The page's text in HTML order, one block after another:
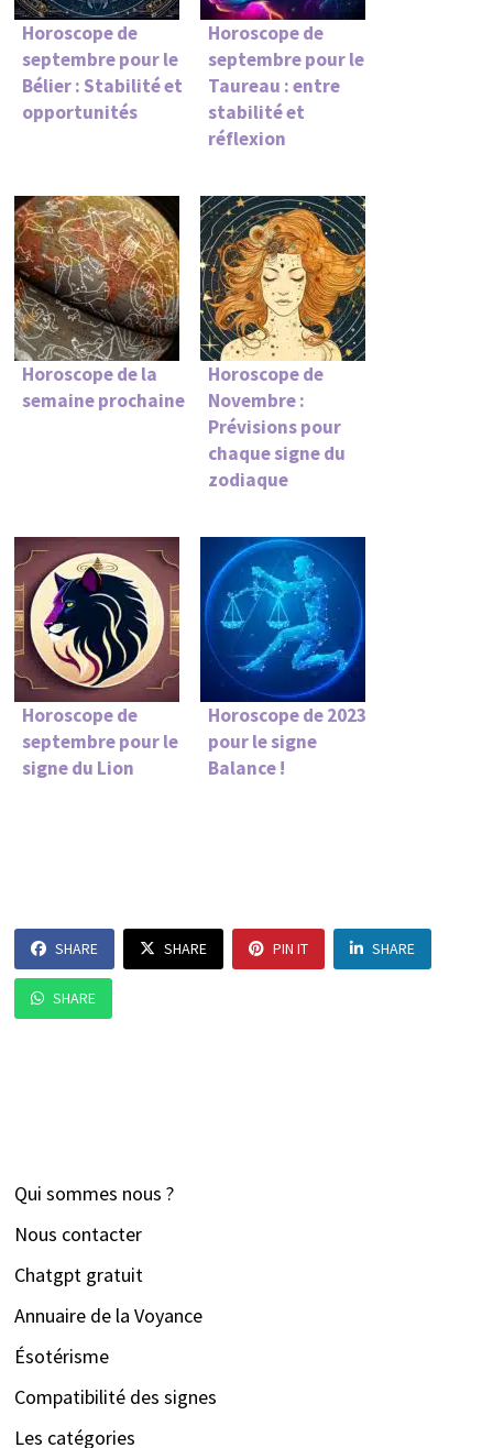
Horoscope de
septembre pour le
Bélier : Stabilité et
opportunités
Horoscope de
septembre pour le
Taureau : entre
stabilité et
réflexion
Horoscope de la
semaine prochaine
Horoscope de
Novembre :
Prévisions pour
chaque signe du
zodiaque
Horoscope de
septembre pour le
signe du Lion
Horoscope de 2023
pour le signe
Balance !
SHARE SHARE PIN IT SHARE
SHARE
Qui sommes nous ?
Nous contacter
Chatgpt gratuit
Annuaire de la Voyance
Ésotérisme
Compatibilité des signes
Les catégories